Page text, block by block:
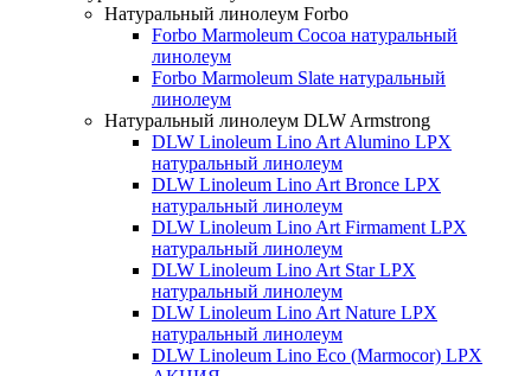
Натуральный линолеум Forbo
Forbo Marmoleum Cocoa натуральный
линолеум
Forbo Marmoleum Slate натуральный
линолеум
Натуральный линолеум DLW Armstrong
DLW Linoleum Lino Art Alumino LPX
натуральный линолеум
DLW Linoleum Lino Art Bronce LPX
натуральный линолеум
DLW Linoleum Lino Art Firmament LPX
натуральный линолеум
DLW Linoleum Lino Art Star LPX
натуральный линолеум
DLW Linoleum Lino Art Nature LPX
натуральный линолеум
DLW Linoleum Lino Eco (Marmocor) LPX